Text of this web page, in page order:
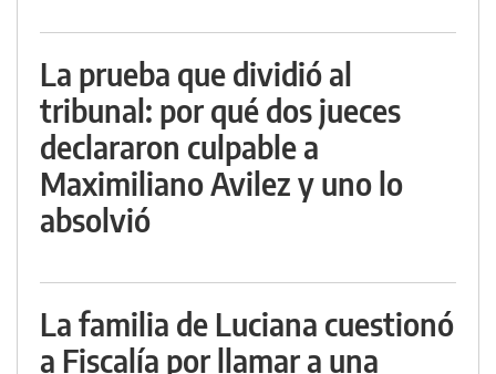
La prueba que dividió al
tribunal: por qué dos jueces
declararon culpable a
Maximiliano Avilez y uno lo
absolvió
La familia de Luciana cuestionó
a Fiscalía por llamar a una